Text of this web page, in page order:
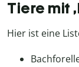
Tiere mit
Hier ist eine